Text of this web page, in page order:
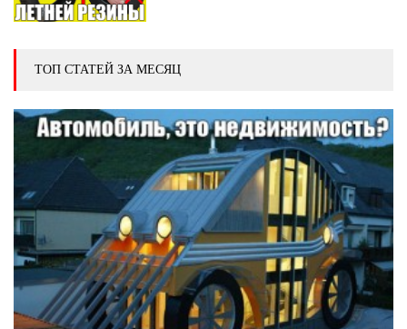
ТОП СТАТЕЙ ЗА МЕСЯЦ